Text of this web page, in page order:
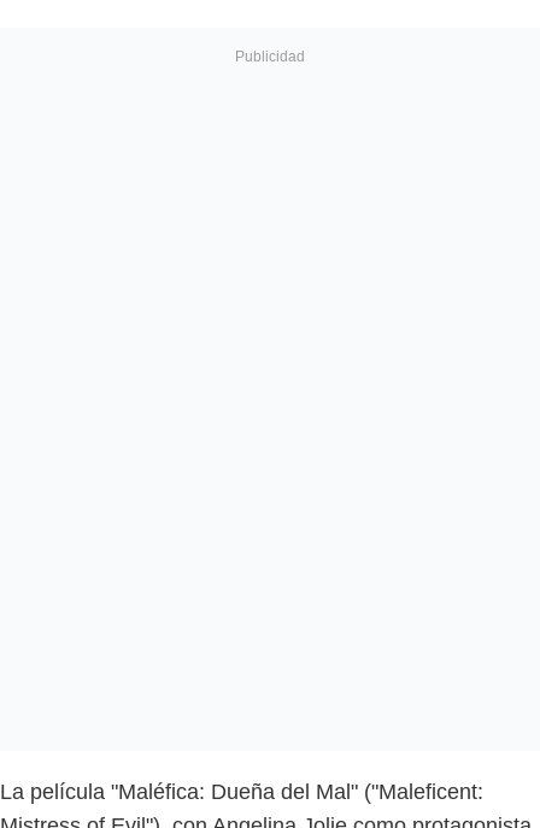
La película "Maléfica: Dueña del Mal" ("Maleficent: